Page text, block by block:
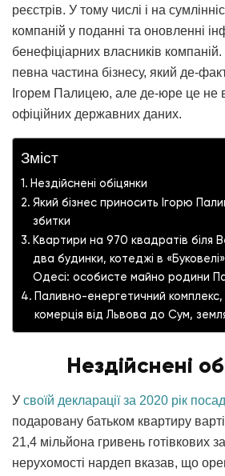
реєстрів. У тому числі і на
компаній у поданні та оновленні
бенефіціарних власників
певна частина бізнесу, який де-
Ігорем Палицею, але де-юре це не
офіційних державних даних.
Зміст
Нездійснені обіцянки
Який бізнес приносить Ігорю
збитки
Квартири на 970 квадратів біля
два будинки, котеджі в
Одесі: особисте майно родини
Паливно-енергетичний комплекс,
комерція від Львова до Сум,
Нездійснені
У своїй декларації за 2020 рік
подаровану батьком квартиру
21,4 мільйона гривень готівкових
нерухомості нардеп вказав, що